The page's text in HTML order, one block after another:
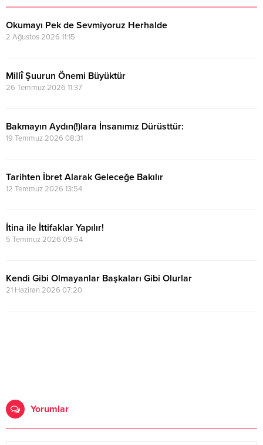
Okumayı Pek de Sevmiyoruz Herhalde
2 Ağustos 2026 11:15
Millî Şuurun Önemi Büyüktür
26 Temmuz 2026 11:37
Bakmayın Aydın(!)lara İnsanımız Dürüsttür:
19 Temmuz 2026 08:31
Tarihten İbret Alarak Geleceğe Bakılır
12 Temmuz 2026 13:54
İtina ile İttifaklar Yapılır!
5 Temmuz 2026 09:54
Kendi Gibi Olmayanlar Başkaları Gibi Olurlar
21 Haziran 2026 07:20
Yorumlar